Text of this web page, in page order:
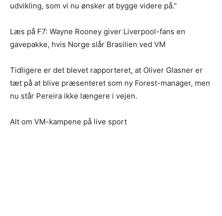
udvikling, som vi nu ønsker at bygge videre på.”
Læs på F7: Wayne Rooney giver Liverpool-fans en
gavepakke, hvis Norge slår Brasilien ved VM
Tidligere er det blevet rapporteret, at Oliver Glasner er
tæt på at blive præsenteret som ny Forest-manager, men
nu står Pereira ikke længere i vejen.
Alt om VM-kampene på live sport